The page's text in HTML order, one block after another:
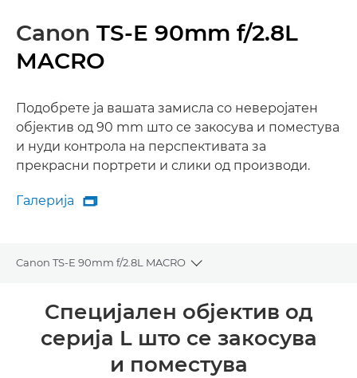
Canon TS-E 90mm f/2.8L
MACRO
Подобрете ја вашата замисла со неверојатен
објектив од 90 mm што се закосува и поместува
и нуди контрола на перспективата за
прекрасни портрети и слики од производи.
Галерија
Галерија

Canon TS-E 90mm f/2.8L MACRO
Toggle breadcrumbs
Преглед
Спецификации
Специјален објектив од
серија L што се закосува
и поместува